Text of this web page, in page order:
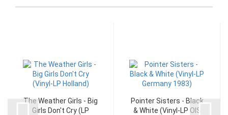
The Weather Girls - Big
Girls Don't Cry (LP
Pointer Sisters - Black
& White (Vinyl-LP OIS